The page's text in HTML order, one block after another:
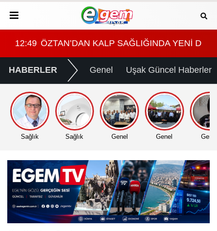
ALMAYACAĞIM"
DÖNEM: SANAL ANJİYO
11:51 CHP’Lİ PINARBAŞI BELEDİYE BAŞKANI
HABERLER Genel Uşak Güncel Haberler
Sağlık Sağlık Genel Genel Genel